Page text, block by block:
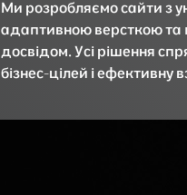
Ми розробляємо сайти з
адаптивною версткою
досвідом. Усі рішення
бізнес-цілей і ефективну